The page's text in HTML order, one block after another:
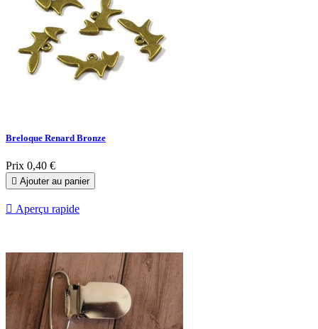
Breloque Renard Bronze
Prix 0,40 €
 Ajouter au panier
 Aperçu rapide